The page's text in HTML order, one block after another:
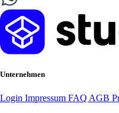
Unternehmen
Login Impressum FAQ AGB